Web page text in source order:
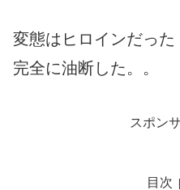
変態はヒロインだった
完全に油断した。。
スポン
目次